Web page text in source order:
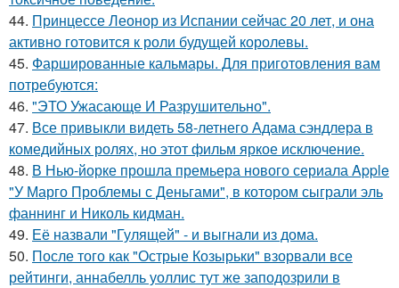
44. Принцессе Леонор из Испании сейчас 20 лет, и она
активно готовится к роли будущей королевы.
45. Фаршированные кальмары. Для приготовления вам
потребуются:
46. "ЭТО Ужасающе И Разрушительно".
47. Все привыкли видеть 58-летнего Адама сэндлера в
комедийных ролях, но этот фильм яркое исключение.
48. В Нью-йорке прошла премьера нового сериала Apple
"У Марго Проблемы с Деньгами", в котором сыграли эль
фаннинг и Николь кидман.
49. Её назвали "Гулящей" - и выгнали из дома.
50. После того как "Острые Козырьки" взорвали все
рейтинги, аннабелль уоллис тут же заподозрили в